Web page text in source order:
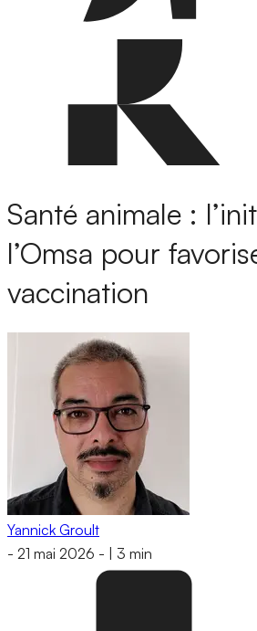
Santé animale :
l’Omsa pour
vaccination
Yannick Groult
- 21 mai 2026 - 3 min